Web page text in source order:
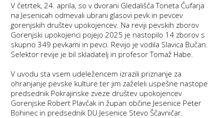
V četrtek, 24. aprila, so v dvorani Gledališča Toneta Čufarja
na Jesenicah odmevali ubrani glasovi pevk in pevcev
gorenjskih društev upokojencev. Na reviji pevskih zborov
Gorenjski upokojenci pojejo 2025 je nastopilo 14 zborov s
skupno 349 pevkami in pevci. Revijo je vodila Slavica Bučan.
Selektor revije je bil skladatelj in profesor Tomaž Habe.
V uvodu sta vsem udeležencem izrazili priznanje za
ohranjanje pevske kulture ter jim zaželeli uspešne nastope
predsednik Pokrajinske zveze društev upokojencev
Gorenjske Robert Plavčak in župan občine Jesenice Peter
Bohinec in predsednik DU Jesenice Stevo Ščavničar.